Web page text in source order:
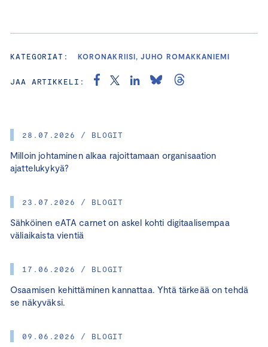
28.07.2026 / BLOGIT
Milloin johtaminen alkaa rajoittamaan organisaation
ajattelukykyä?
23.07.2026 / BLOGIT
Sähköinen eATA carnet on askel kohti digitaalisempaa
väliaikaista vientiä
17.06.2026 / BLOGIT
Osaamisen kehittäminen kannattaa. Yhtä tärkeää on tehdä
se näkyväksi.
09.06.2026 / BLOGIT
KATEGORIAT: KORONAKRIISI, JUHO ROMAKKANIEMI
JAA ARTIKKELI: